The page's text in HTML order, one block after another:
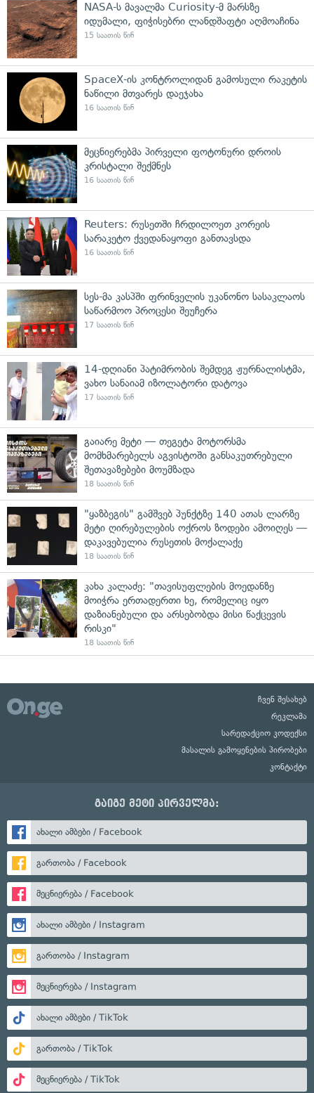
NASA-ს მავალმა Curiosity-მ მარსზე
იდუმალი, ფიჭისებრი ლანდშაფტი აღმოაჩინა
15 საათის წინ
SpaceX-ის კონტროლიდან გამოსული რაკეტის
ნაწილი მთვარეს დაეჯახა
16 საათის წინ
მეცნიერებმა პირველი ფოტონური დროის
კრისტალი შექმნეს
16 საათის წინ
Reuters: რუსეთში ჩრდილოეთ კორეის
სარაკეტო ქვედანაყოფი განთავსდა
16 საათის წინ
სეს-მა კასპში ფრინველის უკანონო სასაკლაოს
საწარმოო პროცესი შეუჩერა
17 საათის წინ
14-დღიანი პატიმრობის შემდეგ ჟურნალისტმა,
ვახო სანაიამ იზოლატორი დატოვა
17 საათის წინ
გაიარე მეტი — თეგეტა მოტორსმა
მომხმარებელს აგვისტოში განსაკუთრებული
შეთავაზებები მოუმზადა
18 საათის წინ
"ყაზბეგის" გამშვებ პუნქტზე 140 ათას ლარზე
მეტი ღირებულების ოქროს ზოდები ამოიღეს —
დაკავებულია რუსეთის მოქალაქე
18 საათის წინ
კახა კალაძე: "თავისუფლების მოედანზე
მოიჭრა ერთადერთი ხე, რომელიც იყო
დაზიანებული და არსებობდა მისი წაქცევის
რისკი"
18 საათის წინ
ჩვენ შესახებ
რეკლამა
სარედაქციო კოდექსი
მასალის გამოყენების პირობები
კონტაქტი
გაიგე მეტი პირველმა:
ახალი ამბები / Facebook
გართობა / Facebook
მეცნიერება / Facebook
ახალი ამბები / Instagram
გართობა / Instagram
მეცნიერება / Instagram
ახალი ამბები / TikTok
გართობა / TikTok
მეცნიერება / TikTok